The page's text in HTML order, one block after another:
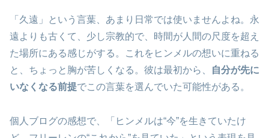
「久遠」という言葉、あまり日常では使いませんよね。永
遠よりも古くて、少し宗教的で、時間が人間の尺度を超え
た場所にある感じがする。これをヒンメルの想いに重ねる
と、ちょっと胸が苦しくなる。彼は最初から、
自分が先に
いなくなる前提でこの言葉を選んでいた可能性がある。
個人ブログの感想で、「ヒンメルは“今”を生きていたけ